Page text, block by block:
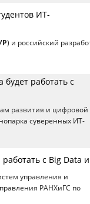
ИТ-
) и российский
работать с
развития и цифровой
суверенных ИТ-
с Big Data
управления и
РАНХиГС по